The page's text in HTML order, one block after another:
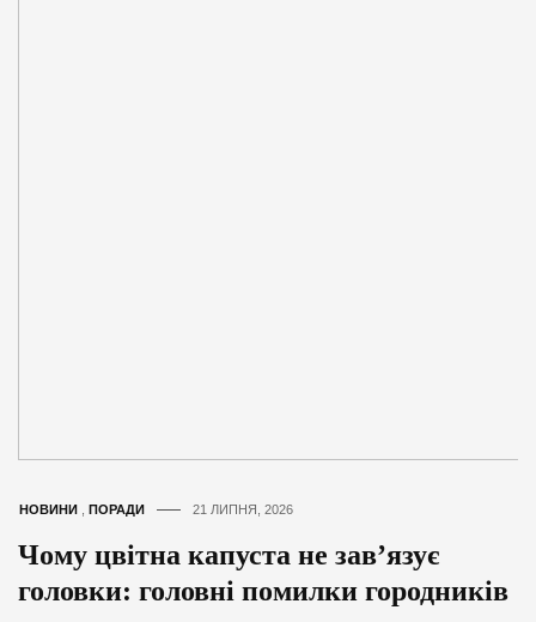
НОВИНИ ПОРАДИ 21 ЛИПНЯ, 2026
Чому цвітна капуста не зав’язує
головки: головні помилки городників